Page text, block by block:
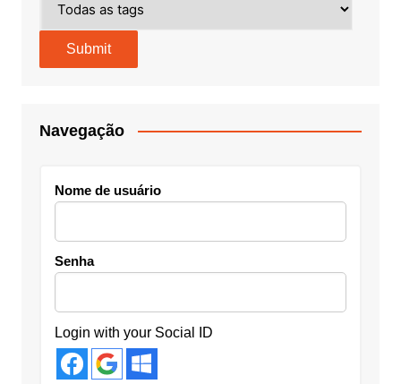
Navegação
Nome de usuário
Senha
Login with your Social ID